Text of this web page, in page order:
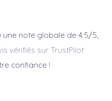
note globale de 4.5/5,
vérifiés sur TrustPilot
confiance !